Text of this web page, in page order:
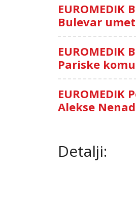
Bulevar
EUROMEDIK
Pariske
EUROMEDIK
Alekse
Detalji: